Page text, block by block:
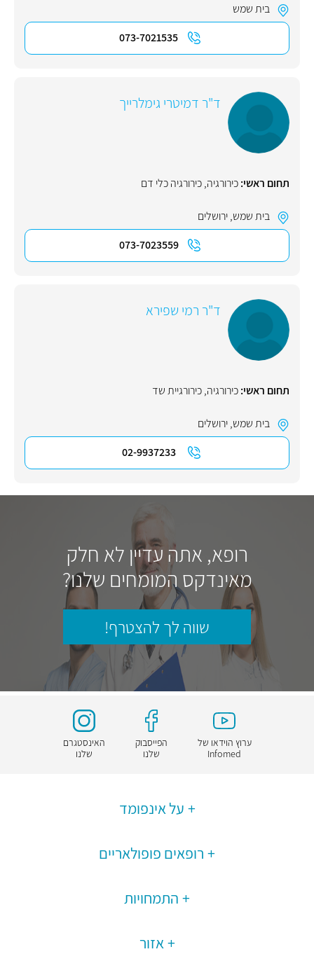
בית שמש
073-7021535
ד"ר דמיטרי גימלרייך
תחום ראשי:כירורגיה,כירורגיה כלי דם
בית שמש,ירושלים
073-7023559
ד"ר רמי שפירא
תחום ראשי:כירורגיה,כירורגיית שד
בית שמש,ירושלים
02-9937233
רופא, אתה עדיין לא חלק
מאינדקס המומחים שלנו?
שווה לך להצטרף!
ערוץ הוידאו של
Infomed
הפייסבוק
שלנו
האינסטגרם
שלנו
על אינפומד
רופאים פופולאריים
התמחויות
אזור